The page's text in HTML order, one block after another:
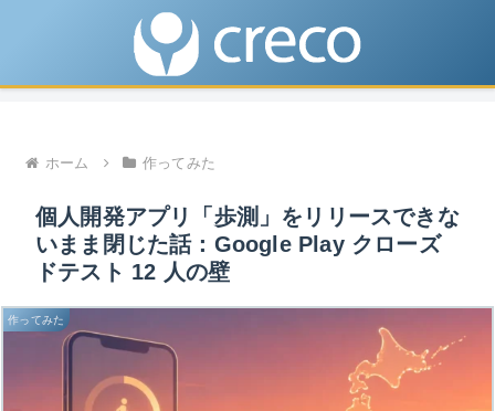
ホーム 作ってみた
個人開発アプリ「歩測」をリリースできな
いまま閉じた話：Google Play クローズ
ドテスト 12 人の壁
作ってみた